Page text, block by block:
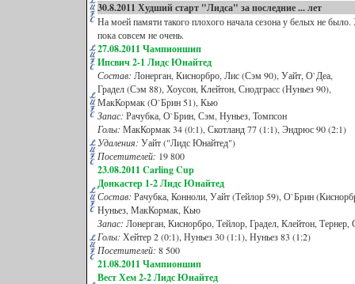
30.8.2011 Худший старт "Лидса" за последние ... лет
На моей памяти такого плохого начала сезона у белых не было.
пока совсем не очень.
27.08.2011 Чампионшип
Ипсвич 2-1 Лидс Юнайтед
Состав: Лонерган, Киснорбро, Лис (Сэм 90), Уайт, О`Деа,
Градел (Сэм 88), Хоусон, Клейтон, Снодграсс (Нуньез 90),
МакКормак (О`Брин 51), Кью
Запас: Рачубка, О`Брин, Сэм, Нуньез, Томпсон
Голы: МакКормак 34 (0:1), Скотланд 77 (1:1), Эндрюс 90 (2:1)
Удаления: Уайт ("Лидс Юнайтед")
Посетителей: 19 800
23.08.2011 Carling Cup
Донкастер 1-2 Лидс Юнайтед
Состав: Рачубка, Конноли, Уайт (Тейлор 59), О`Брин
Нуньез, МакКормак, Кью
Запас: Лонерган, Киснорбро, Тейлор, Градел, Клейтон, Тернер,
Голы: Хейтер 2 (0:1), Нуньез 30 (1:1), Нуньез 83 (1:2)
Посетителей: 8 500
21.08.2011 Чампионшип
Вест Хем 2-2 Лидс Юнайтед